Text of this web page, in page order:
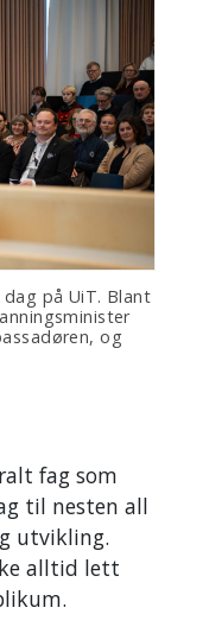
på UiT. Blant
og
fag som
til nesten all
utvikling.
alltid lett